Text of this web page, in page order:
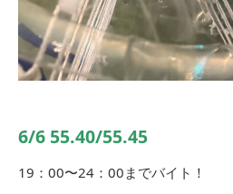
6/6 55.40/55.45
19：00〜24：00までバイト！